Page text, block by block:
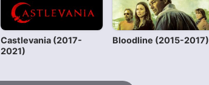
Castlevania (2017-
2021)
Bloodline (2015-2017)